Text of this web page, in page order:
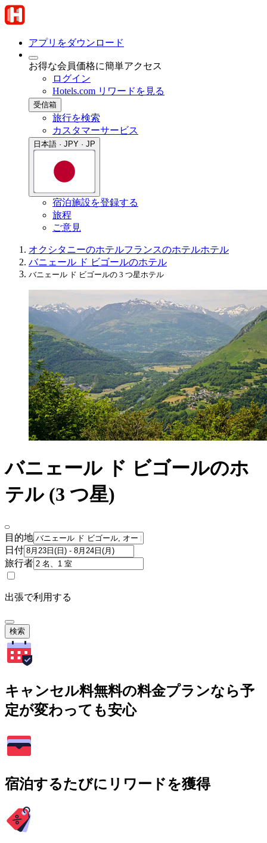
アプリをダウンロード
お得な会員価格に簡単アクセス
ログイン
Hotels.com リワードを見る
受信箱
旅行を検索
カスタマーサービス
日本語 · JPY · JP
宿泊施設を登録する
旅程
ご意見
オクシタニーのホテルフランスのホテルホテル
バニェール ド ビゴールのホテル
バニェール ド ビゴールの 3 つ星ホテル
バニェール ド ビゴールのホ
テル (3 つ星)
目的地
日付
旅行者
出張で利用する
検索
キャンセル料無料の料金プランなら予
定が変わっても安心
宿泊するたびにリワードを獲得